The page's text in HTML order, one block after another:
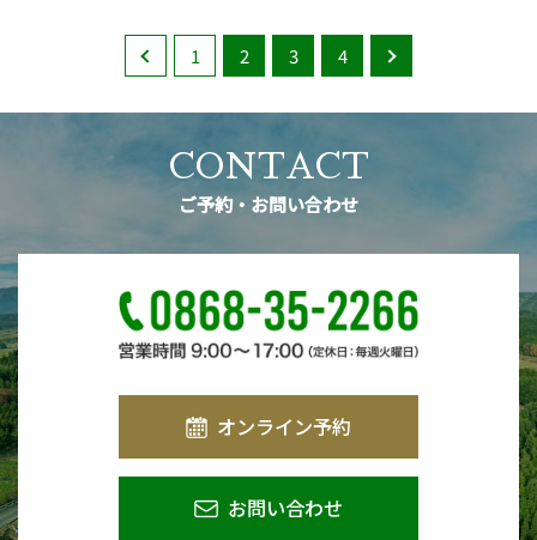
1 2 3 4
CONTACT
ご予約・お問い合わせ
オンライン予約
お問い合わせ